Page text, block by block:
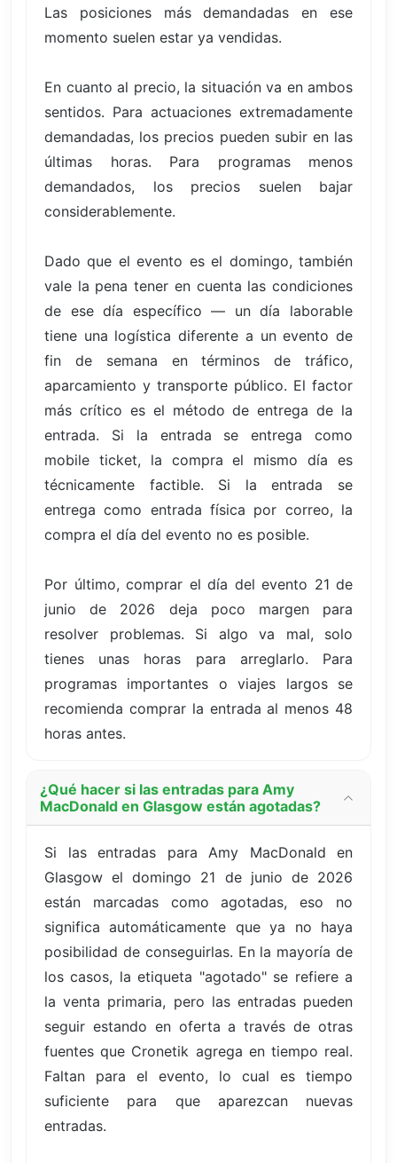
Las posiciones más demandadas en ese
momento suelen estar ya vendidas.
En cuanto al precio, la situación va en ambos
sentidos. Para actuaciones extremadamente
demandadas, los precios pueden subir en las
últimas horas. Para programas menos
demandados, los precios suelen bajar
considerablemente.
Dado que el evento es el domingo, también
vale la pena tener en cuenta las condiciones
de ese día específico — un día laborable
tiene una logística diferente a un evento de
fin de semana en términos de tráfico,
aparcamiento y transporte público. El factor
más crítico es el método de entrega de la
entrada. Si la entrada se entrega como
mobile ticket, la compra el mismo día es
técnicamente factible. Si la entrada se
entrega como entrada física por correo, la
compra el día del evento no es posible.
Por último, comprar el día del evento 21 de
junio de 2026 deja poco margen para
resolver problemas. Si algo va mal, solo
tienes unas horas para arreglarlo. Para
programas importantes o viajes largos se
recomienda comprar la entrada al menos 48
horas antes.
¿Qué hacer si las entradas para Amy
MacDonald en Glasgow están agotadas?
Si las entradas para Amy MacDonald en
Glasgow el domingo 21 de junio de 2026
están marcadas como agotadas, eso no
significa automáticamente que ya no haya
posibilidad de conseguirlas. En la mayoría de
los casos, la etiqueta "agotado" se refiere a
la venta primaria, pero las entradas pueden
seguir estando en oferta a través de otras
fuentes que Cronetik agrega en tiempo real.
Faltan para el evento, lo cual es tiempo
suficiente para que aparezcan nuevas
entradas.